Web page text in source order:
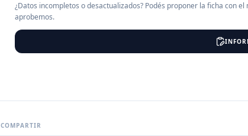
¿Datos incompletos o desactualizados? Podés proponer la ficha con
aprobemos.
COMPARTIR